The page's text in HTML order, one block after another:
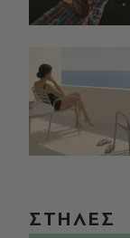
ΣΤΗΛΕΣ